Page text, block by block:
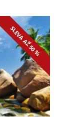
SLEVA AŽ 50 %